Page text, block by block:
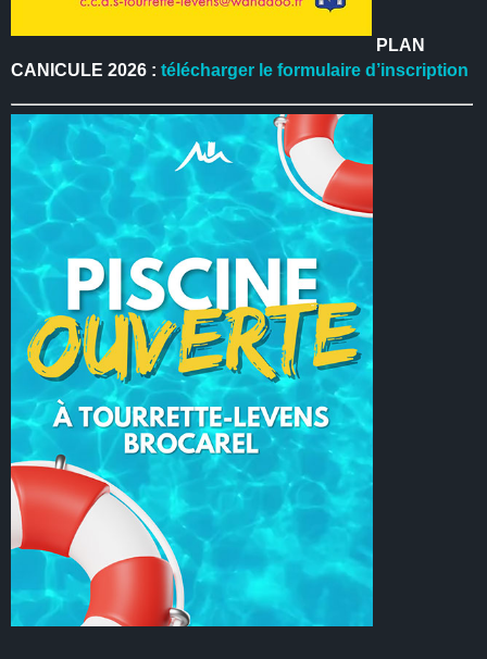
PLAN
CANICULE 2026 :télécharger le formulaire d’inscription